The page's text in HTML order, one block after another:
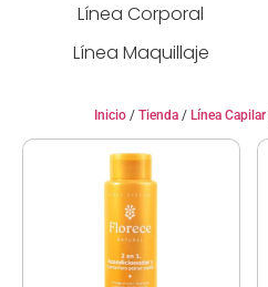
Línea Corporal
Línea Maquillaje
Inicio / Tienda / Línea Capilar